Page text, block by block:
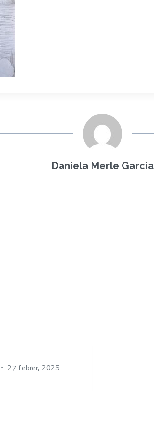
Daniela Merle Garcia
27 febrer, 2025